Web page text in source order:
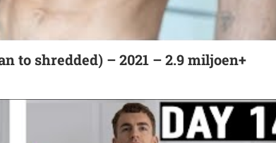
to shredded) – 2021 – 2.9 miljoen+